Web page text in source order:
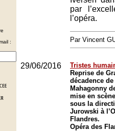
:
par
l’opéra.
Par Vincent
29/06/2016
Tristes
Reprise de
décadence
Mahagonny
mise en
sous la
Jurowski à
Flandres.
Opéra des